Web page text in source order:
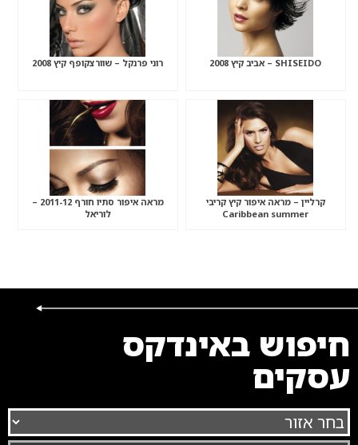
SHISEIDO – אביב קיץ 2008 רוני פרנקל – שוורצקופף קיץ 2008
קרליין – מראה איפור קיץ קריבי
Caribbean summer
מראה איפור סתיו חורף 2011-12 –
לוריאל
חיפוש באינדקס
עסקים